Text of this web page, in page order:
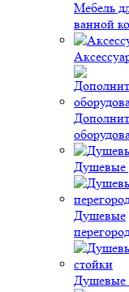
Мебель
ванной
Душевые
Душевые
Душевые